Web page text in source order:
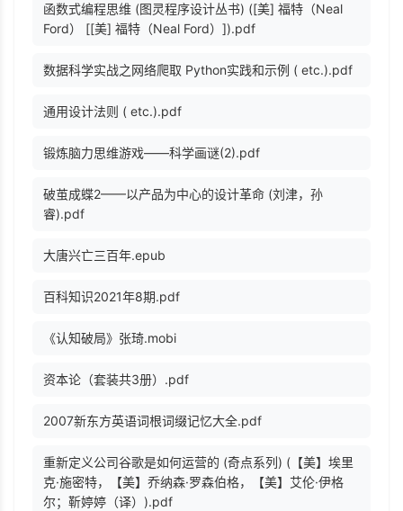
函数式编程思维 (图灵程序设计丛书) ([美] 福特（Neal
Ford） [[美] 福特（Neal Ford）]).pdf
数据科学实战之网络爬取 Python实践和示例 ( etc.).pdf
通用设计法则 ( etc.).pdf
锻炼脑力思维游戏——科学画谜(2).pdf
破茧成蝶2——以产品为中心的设计革命 (刘津，孙
睿).pdf
大唐兴亡三百年.epub
百科知识2021年8期.pdf
《认知破局》张琦.mobi
资本论（套装共3册）.pdf
2007新东方英语词根词缀记忆大全.pdf
重新定义公司谷歌是如何运营的 (奇点系列) (【美】埃里
克·施密特，【美】乔纳森·罗森伯格，【美】艾伦·伊格
尔；靳婷婷（译）).pdf